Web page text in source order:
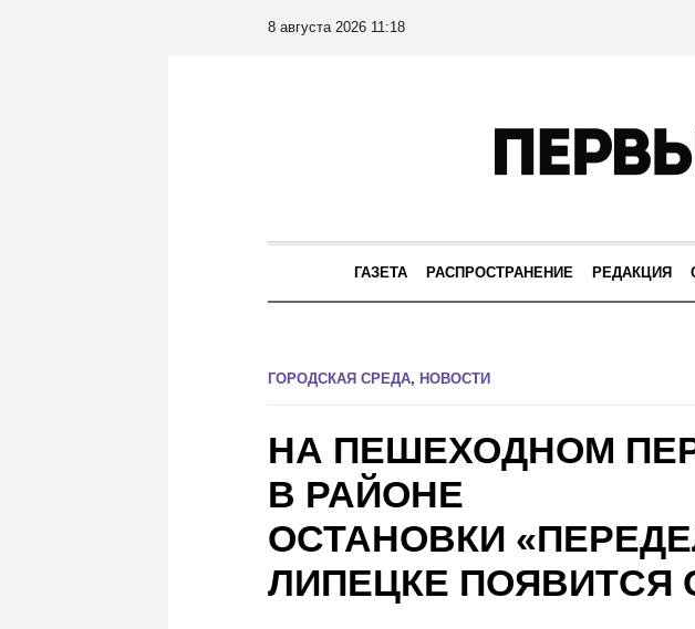
8 августа 2026 11:18
ГАЗЕТА РАСПРОСТРАНЕНИЕ РЕДАКЦИЯ
ГОРОДСКАЯ СРЕДА, НОВОСТИ
НА ПЕШЕХОДНОМ
В РАЙОНЕ
ОСТАНОВКИ
ЛИПЕЦКЕ ПОЯВИТСЯ